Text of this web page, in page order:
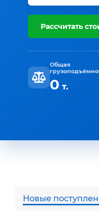
Рассчитать
Общая
0 т.
Новые